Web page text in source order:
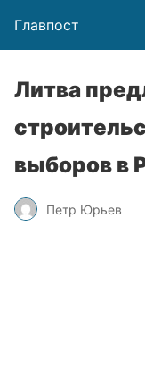
Главпост
Литва
выборов в
Петр Юрьев